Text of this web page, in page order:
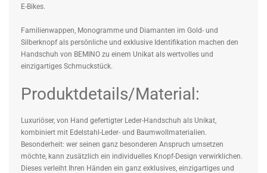
E-Bikes.
Familienwappen, Monogramme und Diamanten im Gold- und
Silberknopf als persönliche und exklusive Identifikation machen den
Handschuh von BEMINO zu einem Unikat als wertvolles und
einzigartiges Schmuckstück.
Produktdetails/Material:
Luxuriöser, von Hand gefertigter Leder-Handschuh als Unikat,
kombiniert mit Edelstahl-Leder- und Baumwollmaterialien.
Besonderheit: wer seinen ganz besonderen Anspruch umsetzen
möchte, kann zusätzlich ein individuelles Knopf-Design verwirklichen.
Dieses verleiht Ihren Händen ein ganz exklusives, einzigartiges und